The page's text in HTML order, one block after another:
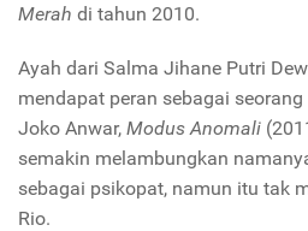
Merah di tahun 2010.
Ayah dari Salma Jihane Putri
mendapat peran sebagai
Joko Anwar, Modus Anomali
semakin melambungkan
sebagai psikopat, namun itu tak
Rio.